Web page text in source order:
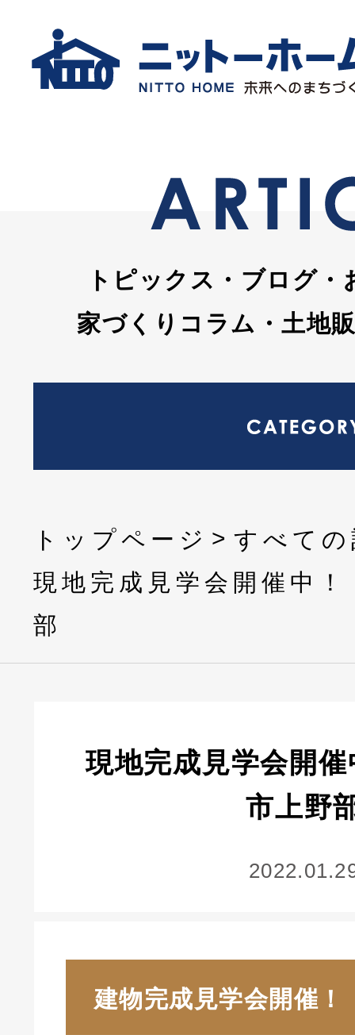
トピックス・ブログ・
家づくりコラム・土地
トップページ
すべて
現地完成見学会開催中
部
現地完成見学会開
市上野
建物完成見学会開催！